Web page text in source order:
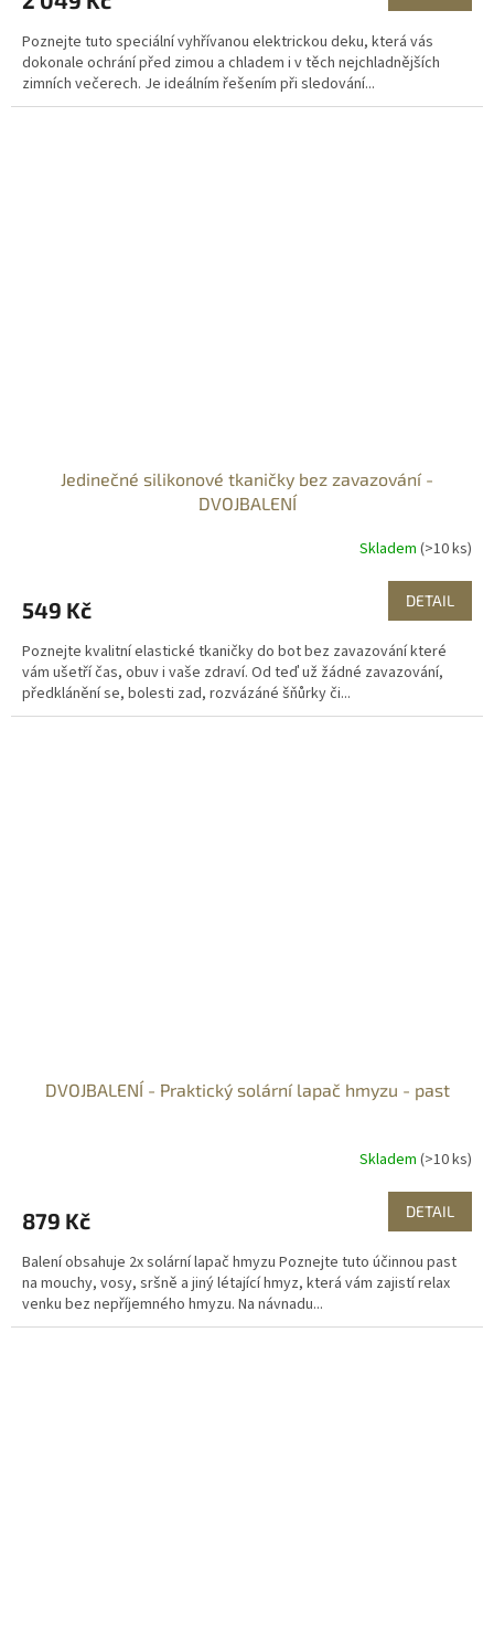
Poznejte tuto speciální vyhřívanou elektrickou deku, která vás
dokonale ochrání před zimou a chladem i v těch nejchladnějších
zimních večerech. Je ideálním řešením při sledování...
Jedinečné silikonové tkaničky bez zavazování -
DVOJBALENÍ
Skladem (>10 ks)
549 Kč DETAIL
Poznejte kvalitní elastické tkaničky do bot bez zavazování které
vám ušetří čas, obuv i vaše zdraví. Od teď už žádné zavazování,
předklánění se, bolesti zad, rozvázáné šňůrky či...
DVOJBALENÍ - Praktický solární lapač hmyzu - past
Skladem (>10 ks)
879 Kč DETAIL
Balení obsahuje 2x solární lapač hmyzu Poznejte tuto účinnou past
na mouchy, vosy, sršně a jiný létající hmyz, která vám zajistí relax
venku bez nepříjemného hmyzu. Na návnadu...